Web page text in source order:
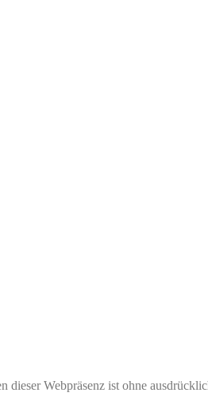
Webpräsenz ist ohne